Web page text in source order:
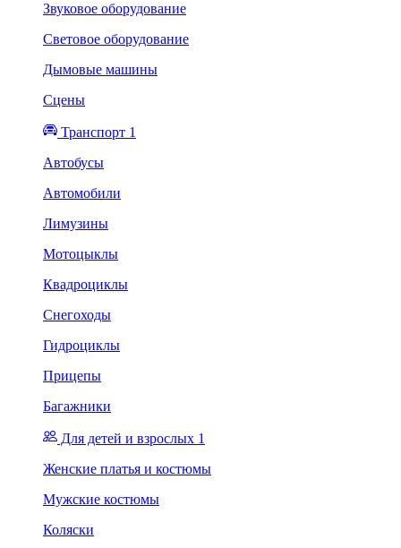
Звуковое оборудование
Световое оборудование
Дымовые машины
Сцены
Транспорт 1
Автобусы
Автомобили
Лимузины
Мотоцыклы
Квадроциклы
Снегоходы
Гидроциклы
Прицепы
Багажники
Для детей и взрослых 1
Женские платья и костюмы
Мужские костюмы
Коляски